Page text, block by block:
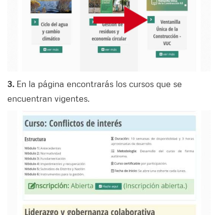
3. En la página encontrarás los cursos que se
encuentran vigentes.